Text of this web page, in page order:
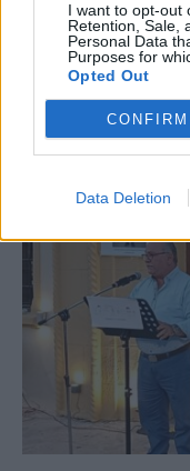
I want to opt-out
Retention, Sale,
Personal Data
Purposes for
Opted Out
CONFIRM
Data Deletion
Στενά του Ορμούζ:
διαδρομή των
λεπτομέρειες